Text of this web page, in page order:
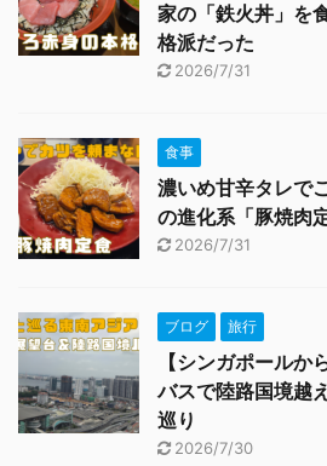
家の「鉄火丼」を
格派だった
2026/7/31
食事
濃いめ甘辛タレで
の進化系「豚焼肉
2026/7/31
ブログ 旅行
【シンガポールか
バスで陸路国境越
巡り
2026/7/30